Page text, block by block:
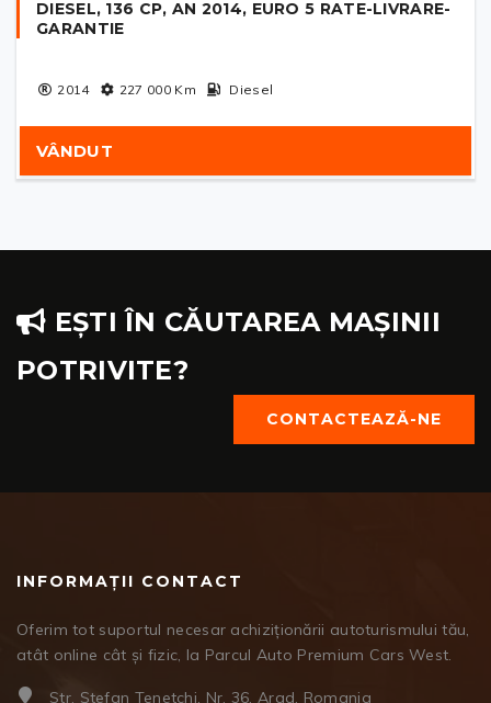
DIESEL, 136 CP, AN 2014, EURO 5 RATE-LIVRARE-
GARANTIE
2014 227 000Km Diesel
VÂNDUT
EȘTI ÎN CĂUTAREA MAȘINII
POTRIVITE?
CONTACTEAZĂ-NE
INFORMAȚII CONTACT
Oferim tot suportul necesar achiziționării autoturismului tău,
atât online cât și fizic, la Parcul Auto Premium Cars West.
Str. Ștefan Tenetchi, Nr. 36, Arad, Romania